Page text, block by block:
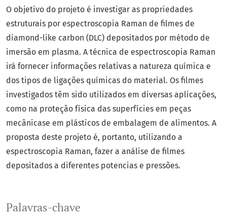
Palavras-chave
O objetivo do projeto é investigar as propriedades
estruturais por espectroscopia Raman de filmes de
diamond-like carbon (DLC) depositados por método de
imersão em plasma. A técnica de espectroscopia Raman
irá fornecer informações relativas a natureza química e
dos tipos de ligações químicas do material. Os filmes
investigados têm sido utilizados em diversas aplicações,
como na proteção física das superfícies em peças
mecânicase em plásticos de embalagem de alimentos. A
proposta deste projeto é, portanto, utilizando a
espectroscopia Raman, fazer a análise de filmes
depositados a diferentes potencias e pressões.